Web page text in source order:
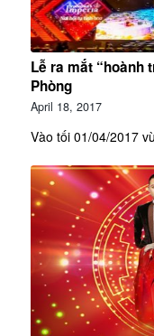
Lễ ra mắt “hoành
Phòng
April 18, 2017
Vào tối 01/04/2017